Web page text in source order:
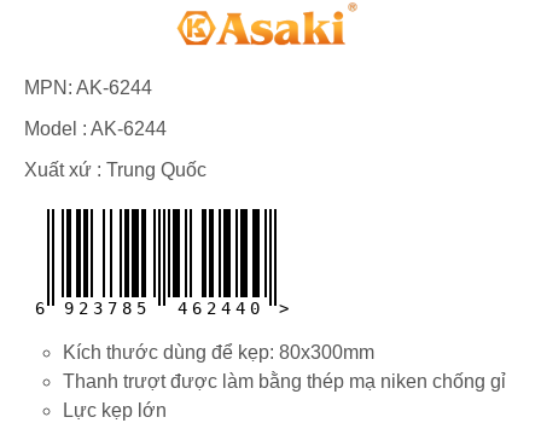
MPN: AK-6244
Model : AK-6244
Xuất xứ : Trung Quốc
6 9 2 3 7 8 5 4 6 2 4 4 0 >
Kích thước dùng để kẹp: 80x300mm
Thanh trượt được làm bằng thép mạ niken chống gỉ
Lực kẹp lớn